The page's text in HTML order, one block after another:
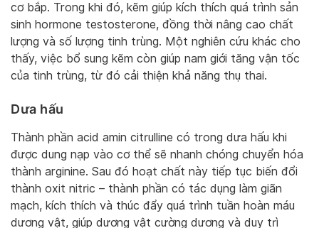
cơ bắp. Trong khi đó, kẽm giúp kích thích quá trình sản
sinh hormone testosterone, đồng thời nâng cao chất
lượng và số lượng tinh trùng. Một nghiên cứu khác cho
thấy, việc bổ sung kẽm còn giúp nam giới tăng vận tốc
của tinh trùng, từ đó cải thiện khả năng thụ thai.
Dưa hấu
Thành phần acid amin citrulline có trong dưa hấu khi
được dung nạp vào cơ thể sẽ nhanh chóng chuyển hóa
thành arginine. Sau đó hoạt chất này tiếp tục biến đổi
thành oxit nitric – thành phần có tác dụng làm giãn
mạch, kích thích và thúc đẩy quá trình tuần hoàn máu
dương vật, giúp dương vật cường dương và duy trì